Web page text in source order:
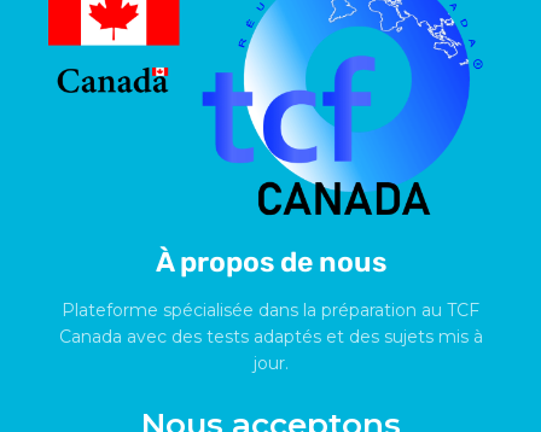
À propos de nous
Plateforme spécialisée dans la préparation au TCF
Canada avec des tests adaptés et des sujets mis à
jour.